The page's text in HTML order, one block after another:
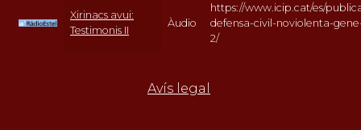
Xirinacs avui:
Testimonis II
Àudio
https://www.icip.cat/es/
defensa-civil-noviolenta-
2/
Avís legal